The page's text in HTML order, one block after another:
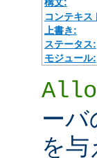
コンテキス
上書き:
ステータス:
モジュール:
ー
を